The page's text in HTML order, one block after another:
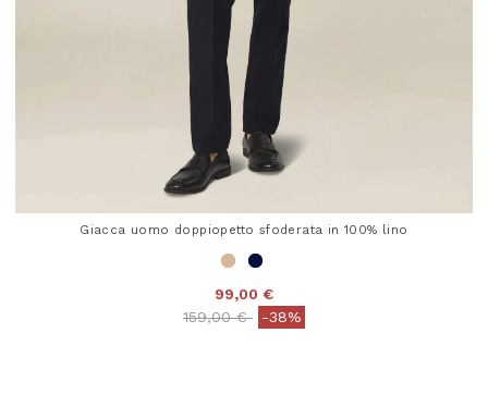
Giacca uomo doppiopetto sfoderata in 100% lino
99,00 €
Price reduced from
159,00 €to-38%